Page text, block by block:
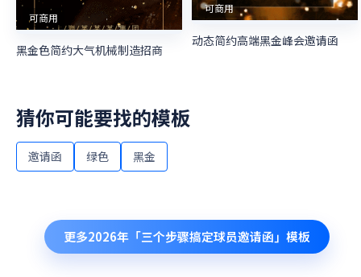
可商用
黑金色简约大气机械制造招商
可商用
动态简约高端黑金峰会邀请函
猜你可能要找的模板
邀请函 绿色 黑金
更多2026年「三个步骤搞定球员邀请函」 模板